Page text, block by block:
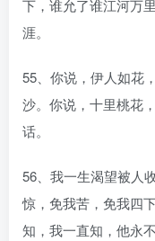
下，谁允了谁江河万
涯。
55、你说，伊人如花
沙。你说，十里桃花
话。
56、我一生渴望被人
惊，免我苦，免我四
知，我一直知，他永不